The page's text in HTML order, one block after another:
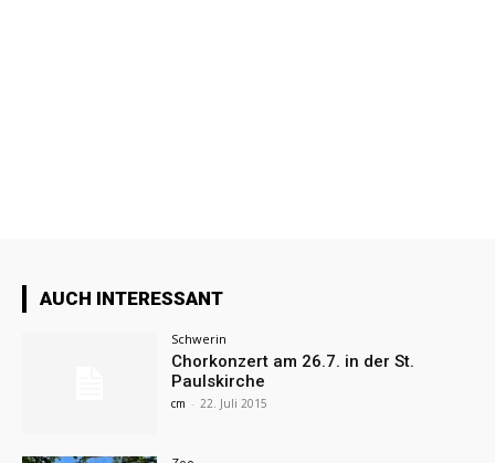
AUCH INTERESSANT
Schwerin
Chorkonzert am 26.7. in der St.
Paulskirche
cm - 22. Juli 2015